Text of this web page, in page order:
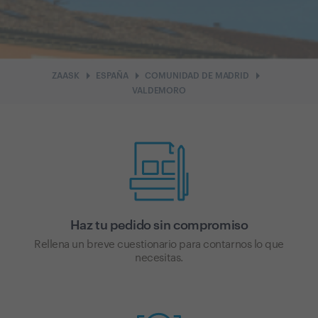
ZAASK arrow_right ESPAÑAarrow_right COMUNIDAD DE MADRID arrow_right
VALDEMORO
Haz tu pedido sin compromiso
Rellena un breve cuestionario para contarnos lo que
necesitas.